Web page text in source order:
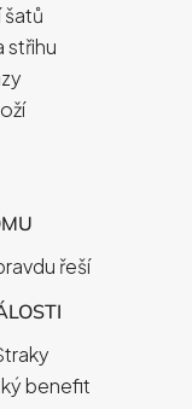
střihu
řeší
benefit